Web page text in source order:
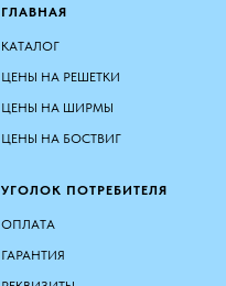
ГЛАВНАЯ
КАТАЛОГ
ЦЕНЫ НА РЕШЕТКИ
ЦЕНЫ НА ШИРМЫ
ЦЕНЫ НА БОСТВИГ
УГОЛОК ПОТРЕБИТЕЛЯ
ОПЛАТА
ГАРАНТИЯ